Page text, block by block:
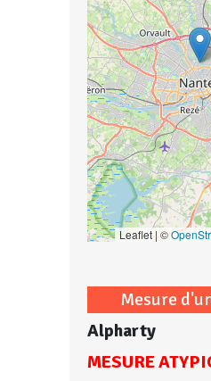
Leaflet | ©
Mesure
Alpharty
MESURE